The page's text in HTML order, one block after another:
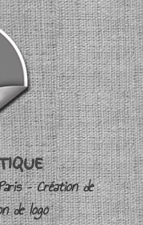
– Création de
de logo